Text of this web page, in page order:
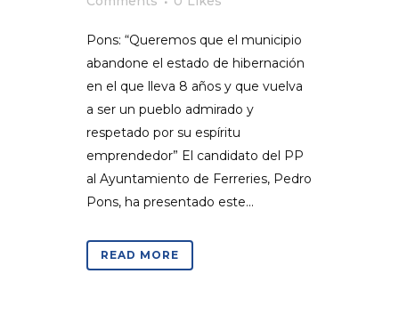
Pons: “Queremos que el municipio
abandone el estado de hibernación
en el que lleva 8 años y que vuelva
a ser un pueblo admirado y
respetado por su espíritu
emprendedor” El candidato del PP
al Ayuntamiento de Ferreries, Pedro
Pons, ha presentado este...
READ MORE